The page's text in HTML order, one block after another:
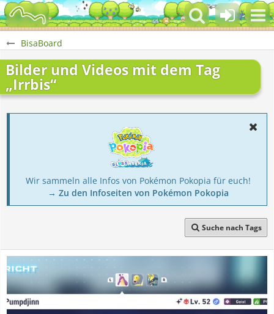
BisaBoard
Bilder und Videos mit dem Tag
„Irrbis“
Wir sammeln alle Infos von Pokémon Pokopia für euch!
→ Zu den Infoseiten von Pokémon Pokopia
Suche nach Tags